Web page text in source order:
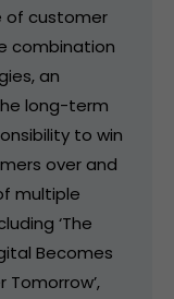
of customer
combination
an
long-term
to win
over and
multiple
‘The
Becomes
Tomorrow’,